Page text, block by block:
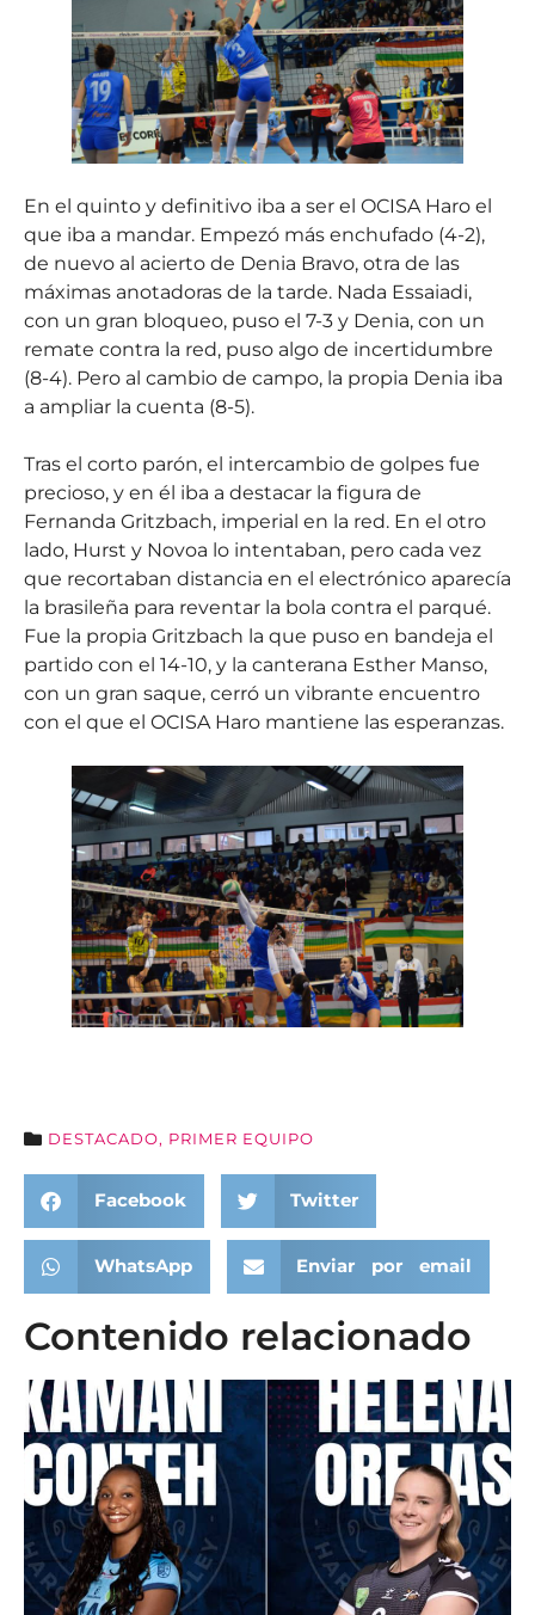
En el quinto y definitivo iba a ser el OCISA Haro el
que iba a mandar. Empezó más enchufado (4-2),
de nuevo al acierto de Denia Bravo, otra de las
máximas anotadoras de la tarde. Nada Essaiadi,
con un gran bloqueo, puso el 7-3 y Denia, con un
remate contra la red, puso algo de incertidumbre
(8-4). Pero al cambio de campo, la propia Denia iba
a ampliar la cuenta (8-5).
Tras el corto parón, el intercambio de golpes fue
precioso, y en él iba a destacar la figura de
Fernanda Gritzbach, imperial en la red. En el otro
lado, Hurst y Novoa lo intentaban, pero cada vez
que recortaban distancia en el electrónico aparecía
la brasileña para reventar la bola contra el parqué.
Fue la propia Gritzbach la que puso en bandeja el
partido con el 14-10, y la canterana Esther Manso,
con un gran saque, cerró un vibrante encuentro
con el que el OCISA Haro mantiene las esperanzas.
DESTACADO, PRIMER EQUIPO
Facebook Twitter
WhatsApp Enviar por email
Contenido relacionado